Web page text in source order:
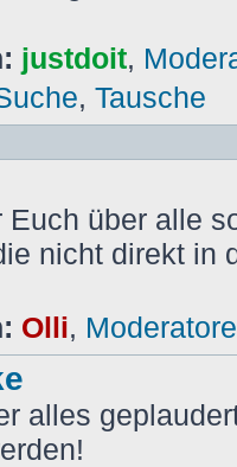
justdoit,
, Tausche
Euch über alle
nicht direkt in
Olli,
alles